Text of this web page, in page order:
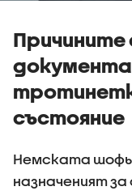
Причините
документа
състояние
Немската
назначеният